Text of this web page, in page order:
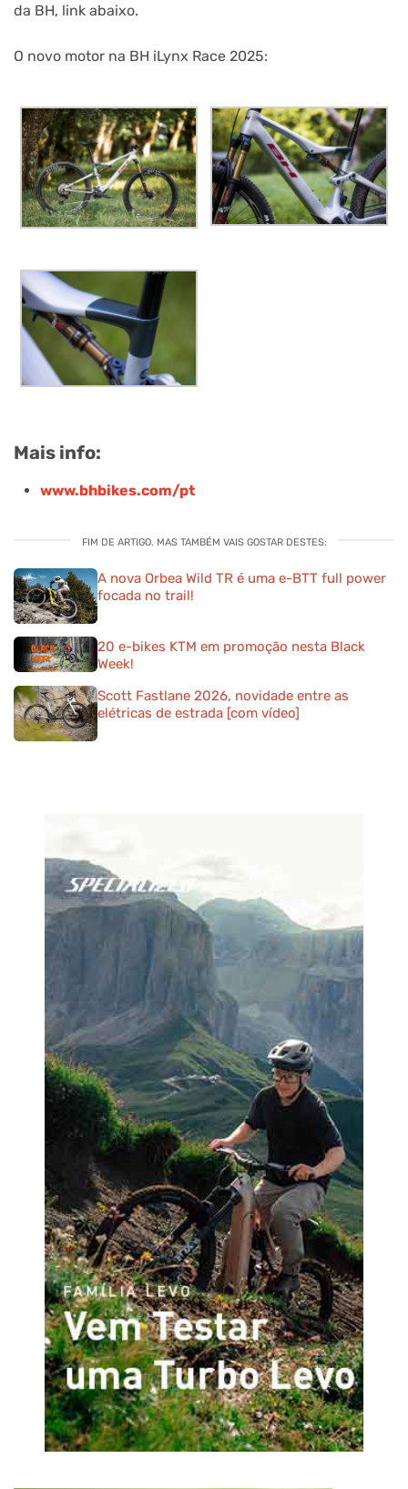
da BH, link abaixo.
O novo motor na BH iLynx Race 2025:
Mais info:
www.bhbikes.com/pt
FIM DE ARTIGO. MAS TAMBÉM VAIS GOSTAR DESTES:
A nova Orbea Wild TR é uma e-BTT full power
focada no trail!
20 e-bikes KTM em promoção nesta Black
Week!
Scott Fastlane 2026, novidade entre as
elétricas de estrada [com vídeo]